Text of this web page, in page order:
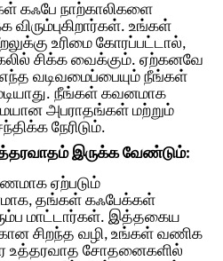
கஃபே நாற்காலிகளை
உங்கள்
உரிமை கோரப்பட்டால்,
சிக்க வைக்கும். ஏற்கனவே
வடிவமைப்பையும் நீங்கள்
நீங்கள் கவனமாக
அபராதங்கள் மற்றும்
நேரிடும்.
இருக்க வேண்டும்:
ஏற்படும்
தங்கள் கஃபேக்கள்
மாட்டார்கள். இத்தகைய
சிறந்த வழி, உங்கள் வணிக
உத்தரவாத சோதனைகளில்